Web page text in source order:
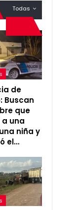
Todas
de
Buscan
que
una
niña y
el…